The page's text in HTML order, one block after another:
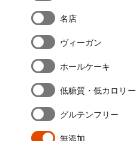
名店
ヴィーガン
ホールケーキ
低糖質・低カロリー
グルテンフリー
無添加